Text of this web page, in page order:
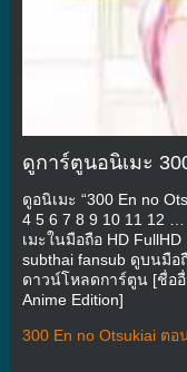
ดูการ์ตูนอนิเมะ
ดูอนิเมะ “300 En no
4 5 6 7 8 9 10 11 12
เมะในมือถือ HD
subthai fansub ดูบนมื
ดาวน์โหลดการ์ตูน [ชื่ออื่
Anime Edition]
300 En no Otsukiai ต